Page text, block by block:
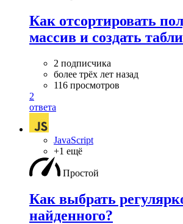
Как отсортировать
массив и создать
2 подписчика
более трёх лет назад
116 просмотров
2
ответа
JavaScript
+1 ещё
Простой
Как выбрать
найденного?